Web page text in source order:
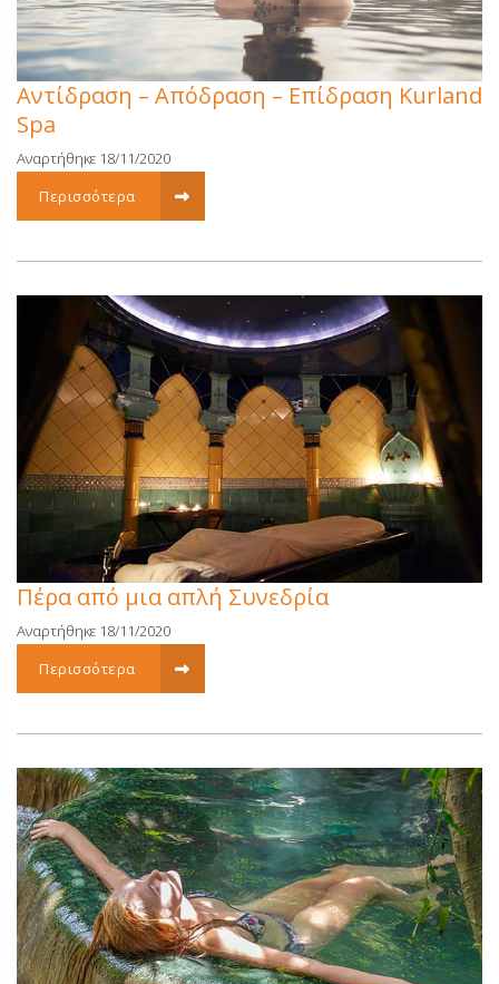
Αντίδραση – Απόδραση – Επίδραση Kurland
Spa
Αναρτήθηκε 18/11/2020
Περισσότερα
Πέρα από μια απλή Συνεδρία
Αναρτήθηκε 18/11/2020
Περισσότερα